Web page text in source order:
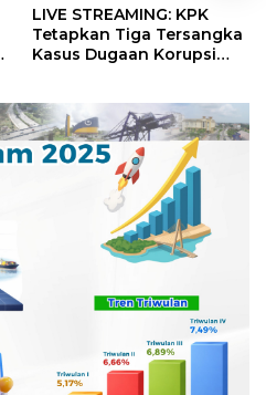
LIVE STREAMING: KPK
Tetapkan Tiga Tersangka
Kasus Dugaan Korupsi